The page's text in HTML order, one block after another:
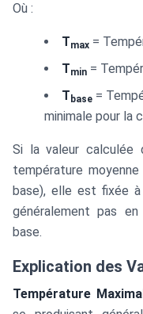
+
Où :
Tmax =
Tmin =
T base =
minimale pour la
Si la valeur calculée
température
base), elle est fixée
généralement pas
base.
Explication des
Température